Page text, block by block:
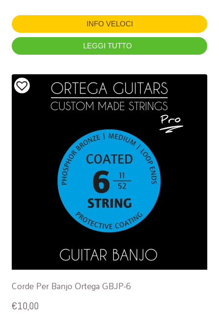
INFO VELOCI
LEGGI TUTTO
Corde Per Banjo Ortega GBJP-6
€10,00